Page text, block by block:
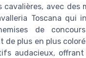
cavalières, avec des
Toscana qui
de
de plus en plus
audacieux,